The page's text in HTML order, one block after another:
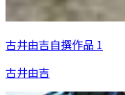
古井由吉自撰作品 1
古井由吉